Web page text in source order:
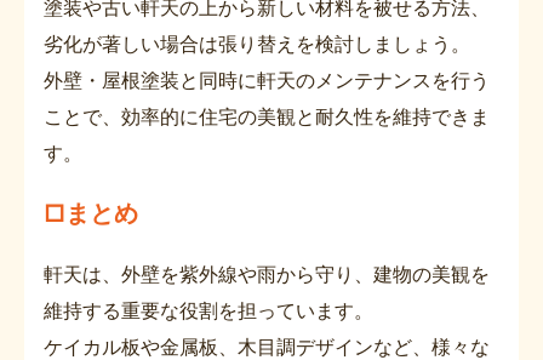
塗装や古い軒天の上から新しい材料を被せる方法、
劣化が著しい場合は張り替えを検討しましょう。
外壁・屋根塗装と同時に軒天のメンテナンスを行う
ことで、効率的に住宅の美観と耐久性を維持できま
す。
□まとめ
軒天は、外壁を紫外線や雨から守り、建物の美観を
維持する重要な役割を担っています。
ケイカル板や金属板、木目調デザインなど、様々な